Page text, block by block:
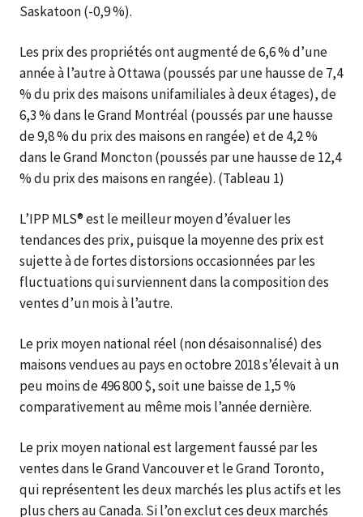
Saskatoon (-0,9 %).
Les prix des propriétés ont augmenté de 6,6 % d’une
année à l’autre à Ottawa (poussés par une hausse de 7,4
% du prix des maisons unifamiliales à deux étages), de
6,3 % dans le Grand Montréal (poussés par une hausse
de 9,8 % du prix des maisons en rangée) et de 4,2 %
dans le Grand Moncton (poussés par une hausse de 12,4
% du prix des maisons en rangée). (Tableau 1)
L’IPP MLS® est le meilleur moyen d’évaluer les
tendances des prix, puisque la moyenne des prix est
sujette à de fortes distorsions occasionnées par les
fluctuations qui surviennent dans la composition des
ventes d’un mois à l’autre.
Le prix moyen national réel (non désaisonnalisé) des
maisons vendues au pays en octobre 2018 s’élevait à un
peu moins de 496 800 $, soit une baisse de 1,5 %
comparativement au même mois l’année dernière.
Le prix moyen national est largement faussé par les
ventes dans le Grand Vancouver et le Grand Toronto,
qui représentent les deux marchés les plus actifs et les
plus chers au Canada. Si l’on exclut ces deux marchés